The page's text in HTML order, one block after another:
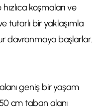
koşmaları ve
tutarlı bir yaklaşımla
davranmaya başlarlar.
geniş bir yaşam
cm taban alanı